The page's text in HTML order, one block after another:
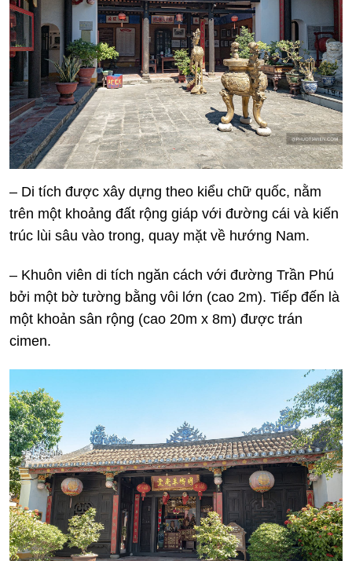
– Di tích được xây dựng theo kiểu chữ quốc, nằm
trên một khoảng đất rộng giáp với đường cái và kiến
trúc lùi sâu vào trong, quay mặt về hướng Nam.
– Khuôn viên di tích ngăn cách với đường Trần Phú
bởi một bờ tường bằng vôi lớn (cao 2m). Tiếp đến là
một khoản sân rộng (cao 20m x 8m) được trán
cimen.